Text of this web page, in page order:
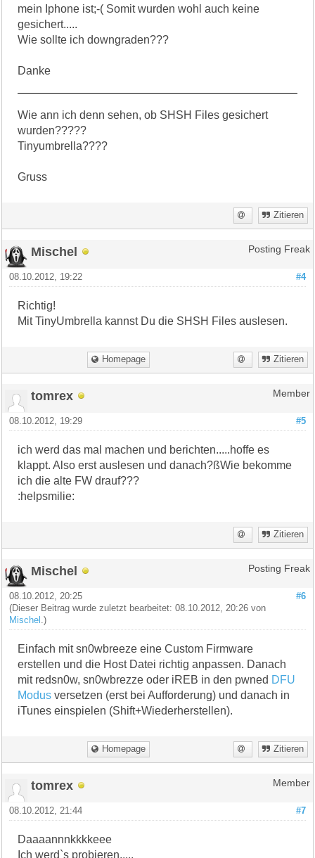
mein Iphone ist;-( Somit wurden wohl auch keine
gesichert.....
Wie sollte ich downgraden???
Danke
Wie ann ich denn sehen, ob SHSH Files gesichert
wurden?????
Tinyumbrella????
Gruss
Zitieren
Mischel Posting Freak
#4
08.10.2012, 19:22
Richtig!
Mit TinyUmbrella kannst Du die SHSH Files auslesen.
Homepage Zitieren
tomrex Member
#5
08.10.2012, 19:29
ich werd das mal machen und berichten.....hoffe es
klappt. Also erst auslesen und danach?ßWie bekomme
ich die alte FW drauf???
:helpsmilie:
Zitieren
Mischel Posting Freak
#6
08.10.2012, 20:25
(Dieser Beitrag wurde zuletzt bearbeitet: 08.10.2012, 20:26 von
Mischel .)
Einfach mit sn0wbreeze eine Custom Firmware
erstellen und die Host Datei richtig anpassen. Danach
mit redsn0w, sn0wbrezze oder iREB in den pwned DFU
Modus versetzen (erst bei Aufforderung) und danach in
iTunes einspielen (Shift+Wiederherstellen).
Homepage Zitieren
tomrex Member
#7
08.10.2012, 21:44
Daaaannnkkkkeee
Ich werd`s probieren.....